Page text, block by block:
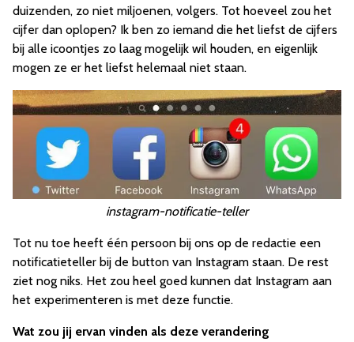
duizenden, zo niet miljoenen, volgers. Tot hoeveel zou het
cijfer dan oplopen? Ik ben zo iemand die het liefst de cijfers
bij alle icoontjes zo laag mogelijk wil houden, en eigenlijk
mogen ze er het liefst helemaal niet staan.
instagram-notificatie-teller
Tot nu toe heeft één persoon bij ons op de redactie een
notificatieteller bij de button van Instagram staan. De rest
ziet nog niks. Het zou heel goed kunnen dat Instagram aan
het experimenteren is met deze functie.
Wat zou jij ervan vinden als deze verandering